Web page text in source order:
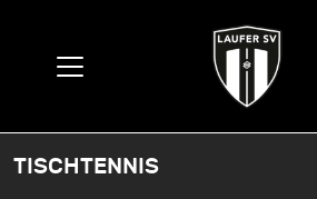
TISCHTENNIS